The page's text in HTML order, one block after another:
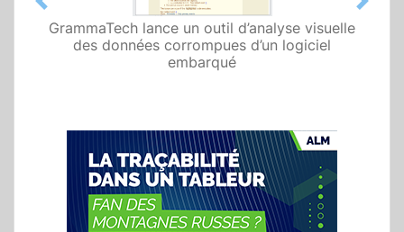
GrammaTech lance un outil d’analyse visuelle
des données corrompues d’un logiciel
embarqué
Previous Next